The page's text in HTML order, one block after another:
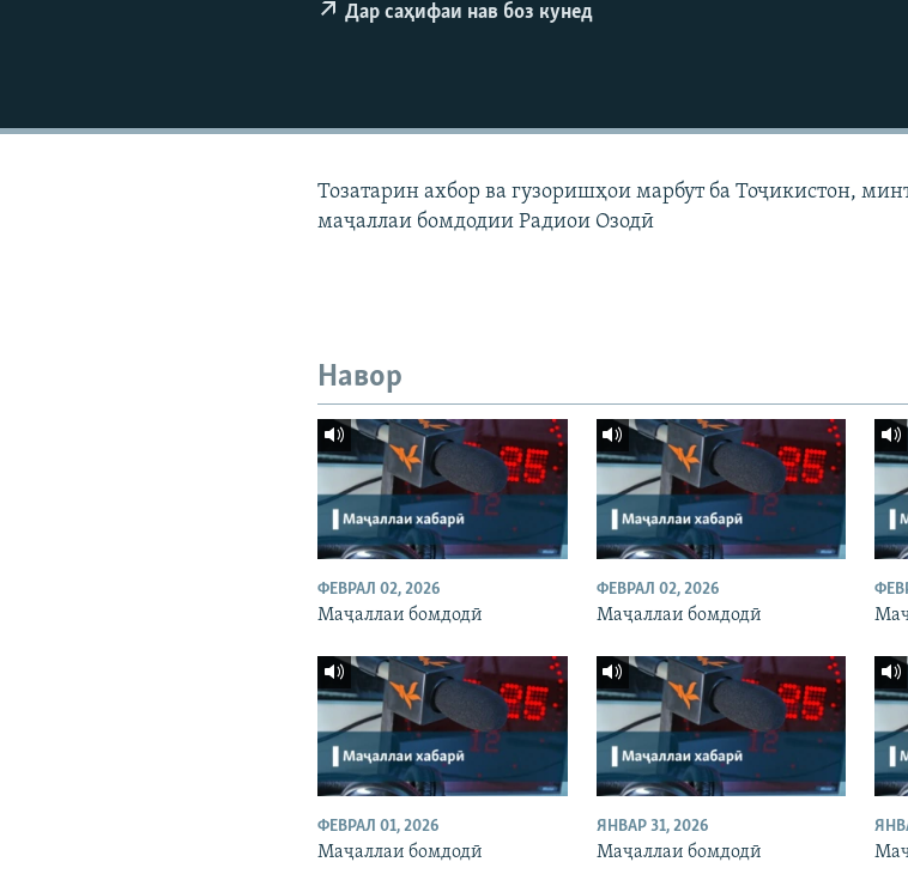
Дар саҳифаи нав боз кунед
Тозатарин ахбор ва гузоришҳои марбут ба Тоҷикистон,
маҷаллаи бомдодии Радиои Озодӣ
Навор
ФЕВРАЛ 02, 2026
Маҷаллаи бомдодӣ
ФЕВРАЛ 02, 2026
Маҷаллаи бомдодӣ
ФЕВРАЛ 01, 2026
Маҷаллаи бомдодӣ
ЯНВАР 31, 2026
Маҷаллаи бомдодӣ